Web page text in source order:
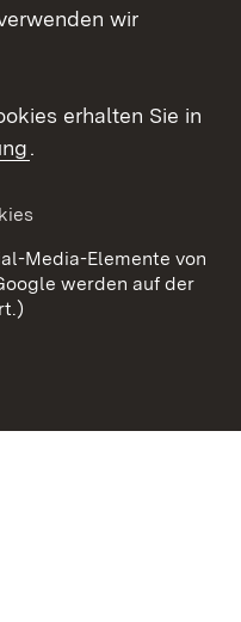
wir
erhalten Sie in
.
Media-Elemente von
werden auf der